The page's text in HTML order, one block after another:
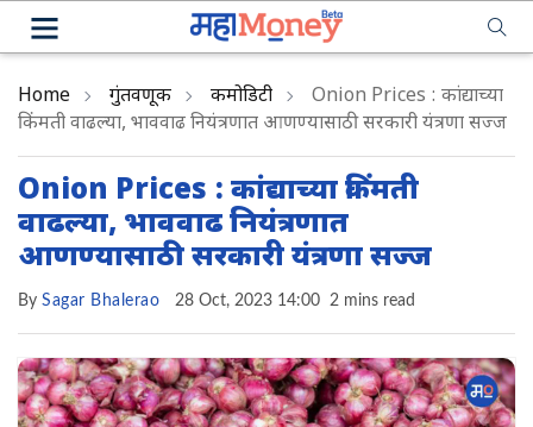
Home गुंतवणूक कमोडिटी
Onion Prices : कांद्याच्या
किंमती वाढल्या, भाववाढ नियंत्रणात आणण्यासाठी सरकारी यंत्रणा सज्ज
Onion Prices : कांद्याच्या किंमती
वाढल्या, भाववाढ नियंत्रणात
आणण्यासाठी सरकारी यंत्रणा सज्ज
By Sagar Bhalerao 28 Oct, 2023 14:00 2 mins read